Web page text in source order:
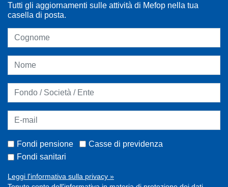
Tutti gli aggiornamenti sulle attività di Mefop nella tua
casella di posta.
Fondi pensione
Casse di previdenza
Fondi sanitari
Leggi l'informativa sulla privacy »